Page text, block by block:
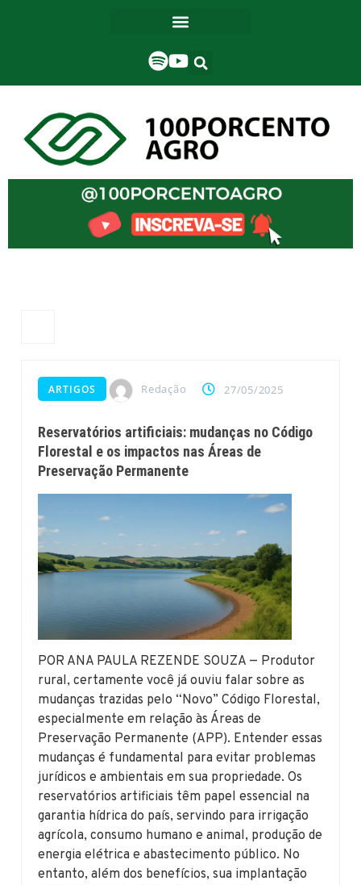
ARTIGOS Redação 27/05/2025
Reservatórios artificiais: mudanças no Código
Florestal e os impactos nas Áreas de
Preservação Permanente
POR ANA PAULA REZENDE SOUZA — Produtor
rural, certamente você já ouviu falar sobre as
mudanças trazidas pelo “Novo” Código Florestal,
especialmente em relação às Áreas de
Preservação Permanente (APP). Entender essas
mudanças é fundamental para evitar problemas
jurídicos e ambientais em sua propriedade. Os
reservatórios artificiais têm papel essencial na
garantia hídrica do país, servindo para irrigação
agrícola, consumo humano e animal, produção de
energia elétrica e abastecimento público. No
entanto, além dos benefícios, sua implantação